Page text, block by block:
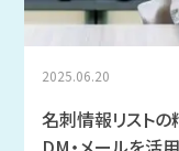
2025.06.20
名刺情報リスト